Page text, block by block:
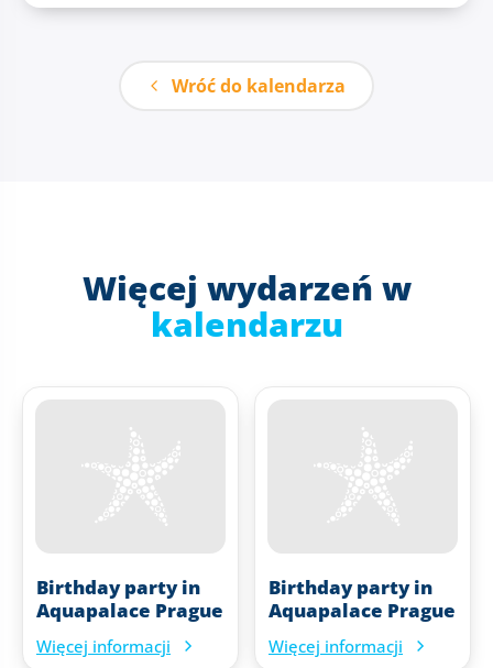
Wróć do kalendarza
Więcej wydarzeń w
kalendarzu
Birthday party in
Aquapalace Prague
Więcej informacji
Birthday party in
Aquapalace Prague
Więcej informacji